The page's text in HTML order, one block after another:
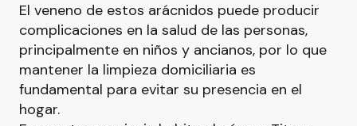
El veneno de estos arácnidos puede producir
complicaciones en la salud de las personas,
principalmente en niños y ancianos, por lo que
mantener la limpieza domiciliaria es
fundamental para evitar su presencia en el
hogar.